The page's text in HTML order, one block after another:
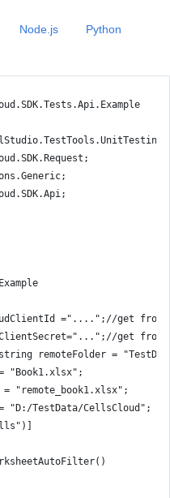
="....";//get
get
remoteFolder =
"Book1.xlsx";
"remote_book1.xlsx";
"D:/TestData/CellsCloud";
Node.js Python